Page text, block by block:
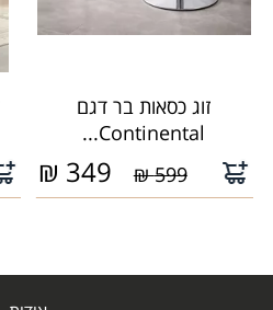
זוג כסאות בר דגם
Continental...
599 ₪
349
₪